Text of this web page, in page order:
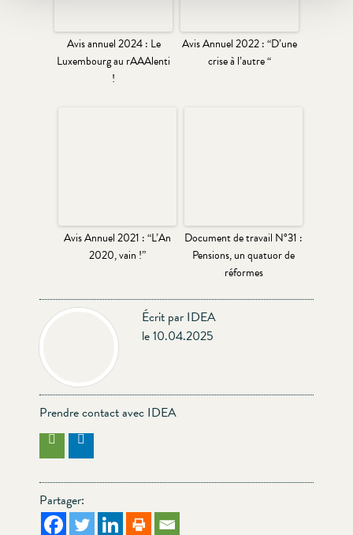
Avis annuel 2024 : Le
Luxembourg au rAAAlenti
!
Avis Annuel 2022 : “D’une
crise à l’autre “
Avis Annuel 2021 : “L’An
2020, vain !”
Document de travail N°31 :
Pensions, un quatuor de
réformes
Écrit par IDEA
le 10.04.2025
Prendre contact avec IDEA
Partager: